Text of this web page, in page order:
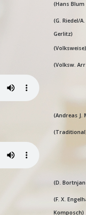
(Hans
(G. Riedel/
Gerlitz)
(Volksweise)
(Volksw.
(Andreas J.
(D.
(F. X.
Komposch)